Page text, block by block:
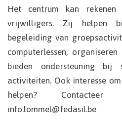
Het centrum kan
vrijwilligers. Zij helpen
begeleiding van
computerlessen,
bieden ondersteuning bij
activiteiten. Ook interesse
helpen?
info.lommel@fedasil.be